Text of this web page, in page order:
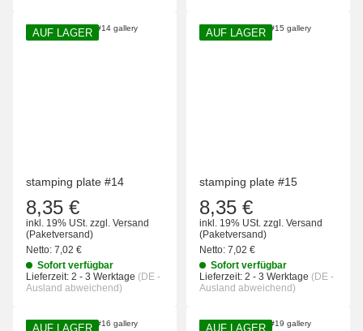
AUF LAGER
stamping plate #14
8,35 €
inkl. 19% USt. zzgl. Versand
(Paketversand)
Netto: 7,02 €
Sofort verfügbar
Lieferzeit: 2 - 3 Werktage (DE -
Ausland abweichend)
AUF LAGER
stamping plate #15
8,35 €
inkl. 19% USt. zzgl. Versand
(Paketversand)
Netto: 7,02 €
Sofort verfügbar
Lieferzeit: 2 - 3 Werktage (DE -
Ausland abweichend)
AUF LAGER AUF LAGER